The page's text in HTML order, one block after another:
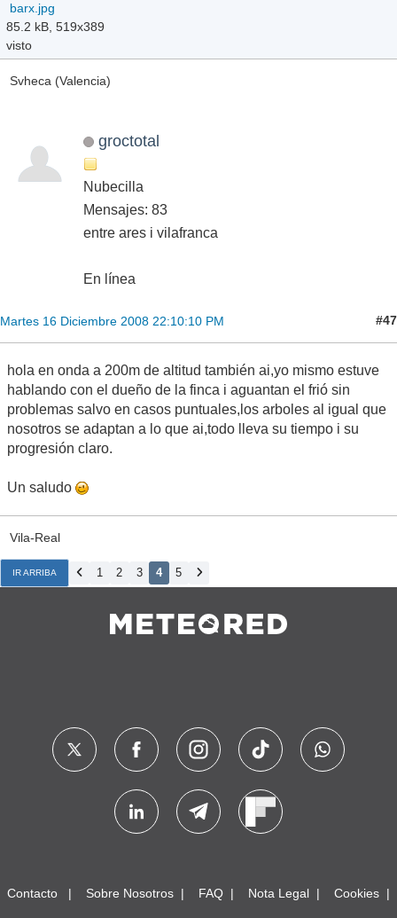
barx.jpg
85.2 kB, 519x389
visto
Svheca (Valencia)
groctotal
Nubecilla
Mensajes: 83
entre ares i vilafranca
En línea
Martes 16 Diciembre 2008 22:10:10 PM #47
hola en onda a 200m de altitud también ai,yo mismo estuve
hablando con el dueño de la finca i aguantan el frió sin
problemas salvo en casos puntuales,los arboles al igual que
nosotros se adaptan a lo que ai,todo lleva su tiempo i su
progresión claro.
Un saludo
Vila-Real
IR ARRIBA 1 2 3 4 5
Contacto Sobre Nosotros FAQ Nota Legal Cookies